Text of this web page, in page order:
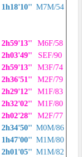
1h18'10'' M7M/54
2h59'13''
M6F/58
2h03'49''
SEF/90
2h59'13''
M3F/74
2h36'51''
M2F/79
2h29'12''
M1F/83
2h32'02''
M1F/80
2h02'28''
M2F/77
2h34'50'' M0M/86
1h47'00'' M1M/80
2h01'05'' M1M/82